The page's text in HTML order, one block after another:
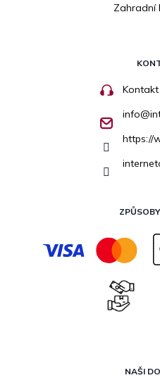
Zahradní
Kontakt
info@
https://
NAŠI